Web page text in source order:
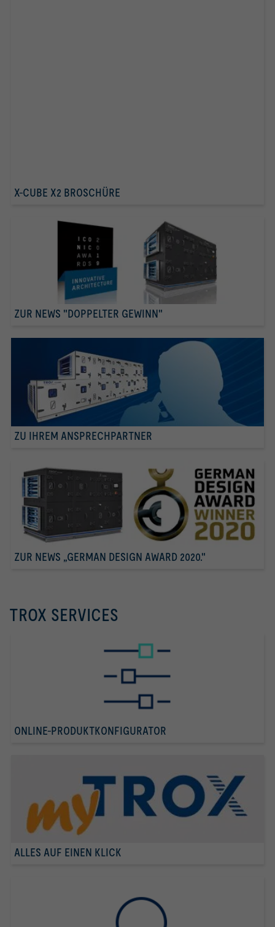
X-CUBE X2 BROSCHÜRE
ZUR NEWS "DOPPELTER GEWINN"
ZU IHREM ANSPRECHPARTNER
ZUR NEWS „GERMAN DESIGN AWARD 2020."
TROX SERVICES
ONLINE-PRODUKTKONFIGURATOR
ALLES AUF EINEN KLICK